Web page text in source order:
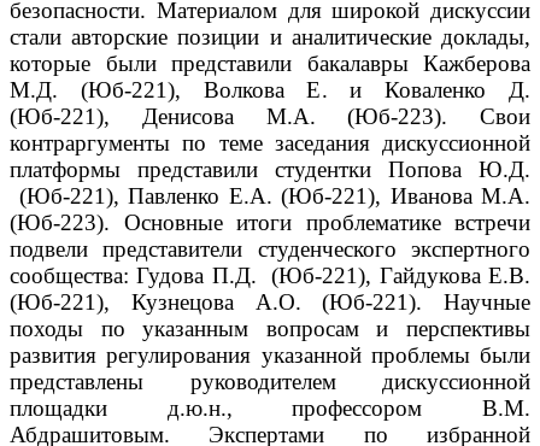
безопасности. Материалом для широкой дискуссии
стали авторские позиции и аналитические доклады,
которые были представили бакалавры Кажберова
М.Д. (Юб-221), Волкова Е. и Коваленко Д.
(Юб-221), Денисова М.А. (Юб-223). Свои
контраргументы по теме заседания дискуссионной
платформы представили студентки Попова Ю.Д.
(Юб-221), Павленко Е.А. (Юб-221), Иванова М.А.
(Юб-223). Основные итоги проблематике встречи
подвели представители студенческого экспертного
сообщества: Гудова П.Д. (Юб-221), Гайдукова Е.В.
(Юб-221), Кузнецова А.О. (Юб-221). Научные
походы по указанным вопросам и перспективы
развития регулирования указанной проблемы были
представлены руководителем дискуссионной
площадки д.ю.н., профессором В.М.
Абдрашитовым. Экспертами по избранной